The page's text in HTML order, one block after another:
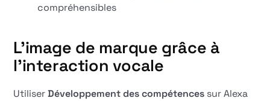
compréhensibles
L'image de marque grâce à
l'interaction vocale
UtiliserDéveloppement des compétences sur Alexa